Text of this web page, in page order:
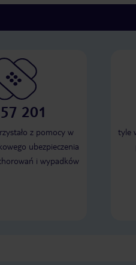
201
z pomocy w
ubezpieczenia
i wypadków
tyle